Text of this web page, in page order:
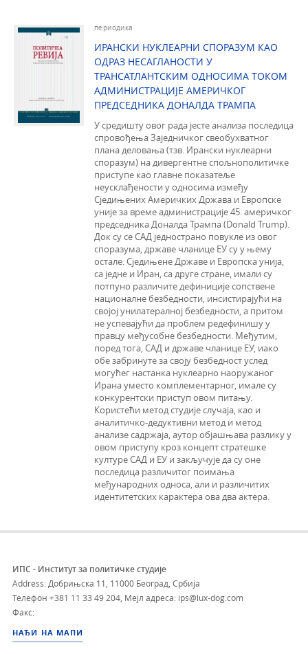
периодика
ИРАНСКИ НУКЛЕАРНИ СПОРАЗУМ КАО
ОДРАЗ НЕСАГЛАНОСТИ У
ТРАНСАТЛАНТСКИМ ОДНОСИМА ТОКОМ
АДМИНИСТРАЦИЈЕ АМЕРИЧКОГ
ПРЕДСЕДНИКА ДОНАЛДА ТРАМПА
У средишту овог рада јесте анализа последица
спровођења Заједничког свеобухватног
плана деловања (тзв. Ирански нуклеарни
споразум) на дивергентне спољнополитичке
приступе као главне показатеље
неусклађености у односима између
Сједињених Америчких Држава и Европске
уније за време администрације 45. америчког
председника Доналда Трампа (Donald Trump).
Док су се САД једнострано повукле из овог
споразума, државе чланице ЕУ су у њему
остале. Сједињене Државе и Европска унија,
са једне и Иран, са друге стране, имали су
потпуно различите дефиниције сопствене
националне безбедности, инсистирајући на
својој унилатералној безбедности, a притом
не успевајући да проблем редефинишу у
правцу међусобне безбедности. Међутим,
поред тога, САД и државе чланице ЕУ, иако
обе забринуте за своју безбедност услед
могућег настанка нуклеарно наоружаног
Ирана уместо комплементарног, имале су
конкурентски приступ овом питању.
Користећи метод студије случаја, као и
аналитичко-дедуктивни метод и метод
анализе садржаја, аутор објашњава разлику у
овом приступу кроз концепт стратешке
културе САД и ЕУ и закључује да су оне
последица различитог поимања
међународних односа, али и различитих
идентитетских карактера ова два актера.
ИПС - Институт за политичке студије
Address: Добрињска 11, 11000 Београд, Србија
Телефон +381 11 33 49 204 Мејл адреса: ips@lux-dog.com
Факс:
НАЂИ НА МАПИ